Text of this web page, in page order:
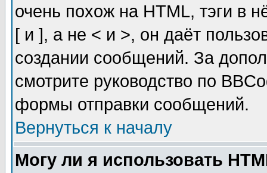
очень похож на HTML, тэги в
[ и ], а не < и >, он даёт
создании сообщений. За
смотрите руководство по
формы отправки сообщений.
Вернуться к началу
Могу ли я использовать